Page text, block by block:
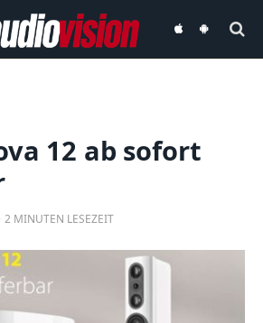
audiovisionaudiovision
12 ab sofort
2 MINUTEN LESEZEIT